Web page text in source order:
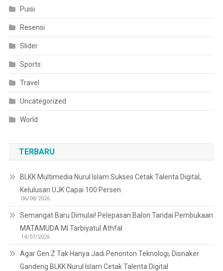
Puisi
Resensi
Slider
Sports
Travel
Uncategorized
World
TERBARU
BLKK Multimedia Nurul Islam Sukses Cetak Talenta Digital,
Kelulusan UJK Capai 100 Persen
06/08/2026
Semangat Baru Dimulai! Pelepasan Balon Tandai Pembukaan
MATAMUDA MI Tarbiyatul Athfal
14/07/2026
Agar Gen Z Tak Hanya Jadi Penonton Teknologi, Disnaker
Gandeng BLKK Nurul Islam Cetak Talenta Digital